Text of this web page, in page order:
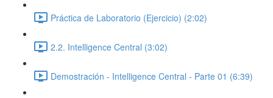
Práctica de Laboratorio (Ejercicio) (2:02)
2.2. Intelligence Central (3:02)
Demostración - Intelligence Central - Parte 01 (6:39)